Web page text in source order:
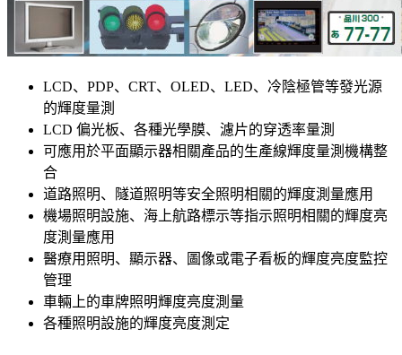
LCD、PDP、CRT、OLED、LED、冷陰極管等發光源
的輝度量測
LCD 偏光板、各種光學膜、濾片的穿透率量測
可應用於平面顯示器相關產品的生產線輝度量測機構整
合
道路照明、隧道照明等安全照明相關的輝度測量應用
機場照明設施、海上航路標示等指示照明相關的輝度亮
度測量應用
醫療用照明、顯示器、圖像或電子看板的輝度亮度監控
管理
車輛上的車牌照明輝度亮度測量
各種照明設施的輝度亮度測定